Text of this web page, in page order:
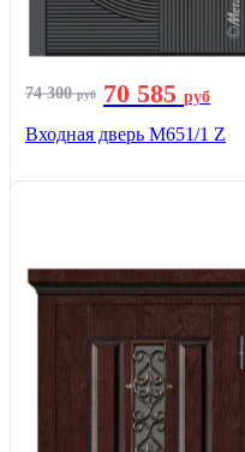
74 300руб 70 585 руб
Входная дверь М651/1 Z